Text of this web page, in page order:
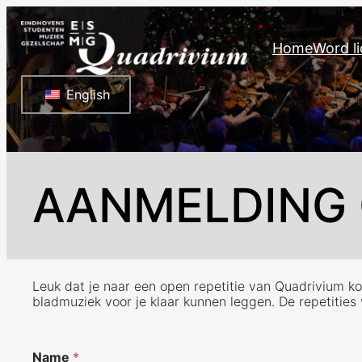
Ga
naar
de
inhoud
HomeWord
English
AANMELDING
Leuk dat je naar een open repetitie van Quadrivium
bladmuziek voor je klaar kunnen leggen. De
Name *